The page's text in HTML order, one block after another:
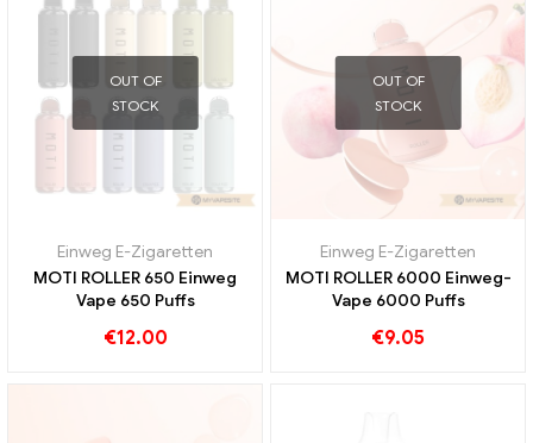
OUT OF
STOCK
Einweg E-Zigaretten
MOTI ROLLER 650 Einweg
Vape 650 Puffs
€12.00
OUT OF
STOCK
Einweg E-Zigaretten
MOTI ROLLER 6000 Einweg-
Vape 6000 Puffs
€9.05